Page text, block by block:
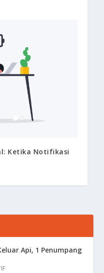
Ketika Notifikasi
Api, 1 Penumpang